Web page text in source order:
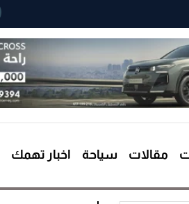
مقالات سياحة اخبار تهمك